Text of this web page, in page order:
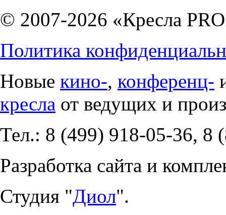
© 2007-2026 «Кресла
Политика
Новые кино-, конференц-
кресла от ведущих и
Тел.: 8 (499) 918-05-36, 8
Разработка сайта и
Студия "Диол".